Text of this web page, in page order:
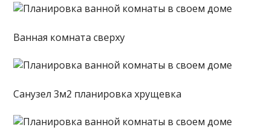
Ванная комната сверху
Санузел 3м2 планировка хрущевка